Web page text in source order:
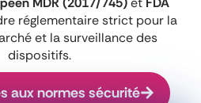
réglementaire strict pour la
et la surveillance des
dispositifs.
aux normes sécurité